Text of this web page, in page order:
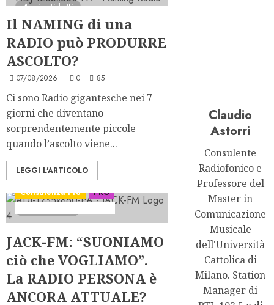
4 minuti letti
Il NAMING di una
RADIO può PRODURRE
ASCOLTO?
07/08/2026 0 85
Ci sono Radio gigantesche nei 7
giorni che diventano
sorprendentemente piccole
quando l’ascolto viene...
LEGGI L'ARTICOLO
Consulenza Pro
PRO
JACK-FM: “SUONIAMO
ciò che VOGLIAMO”.
La RADIO PERSONA è
ANCORA ATTUALE?
Claudio
Astorri
Consulente
Radiofonico e
Professore del
Master in
Comunicazione
Musicale
dell'Università
Cattolica di
Milano. Station
Manager di